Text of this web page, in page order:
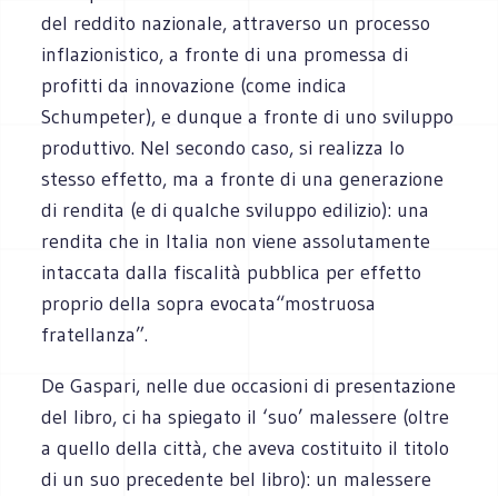
del reddito nazionale, attraverso un processo
inflazionistico, a fronte di una promessa di
profitti da innovazione (come indica
Schumpeter), e dunque a fronte di uno sviluppo
produttivo. Nel secondo caso, si realizza lo
stesso effetto, ma a fronte di una generazione
di rendita (e di qualche sviluppo edilizio): una
rendita che in Italia non viene assolutamente
intaccata dalla fiscalità pubblica per effetto
proprio della sopra evocata“mostruosa
fratellanza”.
De Gaspari, nelle due occasioni di presentazione
del libro, ci ha spiegato il ‘suo’ malessere (oltre
a quello della città, che aveva costituito il titolo
di un suo precedente bel libro): un malessere